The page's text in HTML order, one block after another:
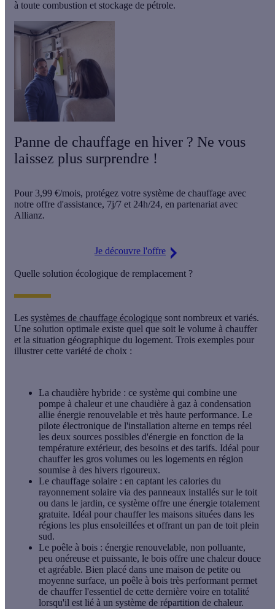
à toute combustion et stockage de pétrole.
Panne de chauffage en hiver ? Ne vous
laissez plus surprendre !
Pour 3,99 €/mois, protégez votre système de chauffage avec
notre offre d'assistance, 7j/7 et 24h/24, en partenariat avec
Allianz.
Je découvre l'offre
Quelle solution écologique de remplacement ?
Les systèmes de chauffage écologique sont nombreux et variés.
Une solution optimale existe quel que soit le volume à chauffer
et la situation géographique du logement. Trois exemples pour
illustrer cette variété de choix :
La chaudière hybride : ce système qui combine une
pompe à chaleur et une chaudière à gaz à condensation
allie énergie renouvelable et très haute performance. Le
pilote électronique de l'installation alterne en temps réel
les deux sources possibles d'énergie en fonction de la
température extérieur, des besoins et des tarifs. Idéal pour
chauffer les gros volumes ou les logements en région
soumise à des hivers rigoureux.
Le chauffage solaire : en captant les calories du
rayonnement solaire via des panneaux installés sur le toit
ou dans le jardin, ce système offre une énergie totalement
gratuite. Idéal pour chauffer les maisons situées dans les
régions les plus ensoleillées et offrant un pan de toit plein
sud.
Le poêle à bois : énergie renouvelable, non polluante,
peu onéreuse et puissante, le bois offre une chaleur douce
et agréable. Bien placé dans une maison de petite ou
moyenne surface, un poêle à bois très performant permet
de chauffer l'essentiel de cette dernière voire en totalité
lorsqu'il est lié à un système de répartition de chaleur.